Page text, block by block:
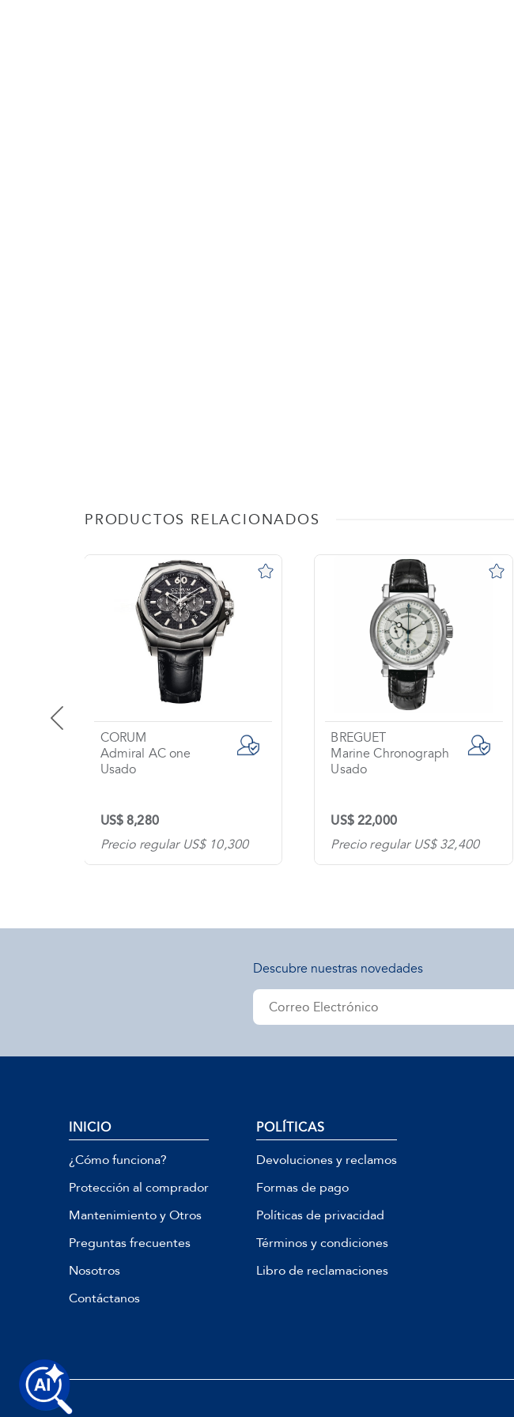
PRODUCTOS RELACIONADOS
CORUM
Admiral AC one
Usado
US$ 8,280
Precio regular US$ 10,300
BREGUET
Marine Chronograph
Usado
US$ 22,000
Precio regular US$ 32,400
Descubre nuestras novedades
INICIO
¿Cómo funciona?
Protección al comprador
Mantenimiento y Otros
Preguntas frecuentes
Nosotros
Contáctanos
POLÍTICAS
Devoluciones y reclamos
Formas de pago
Políticas de privacidad
Términos y condiciones
Libro de reclamaciones